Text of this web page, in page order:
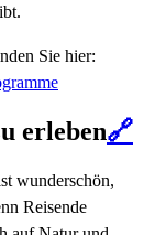
Sie hier:
erleben🔗
wunderschön,
Reisende